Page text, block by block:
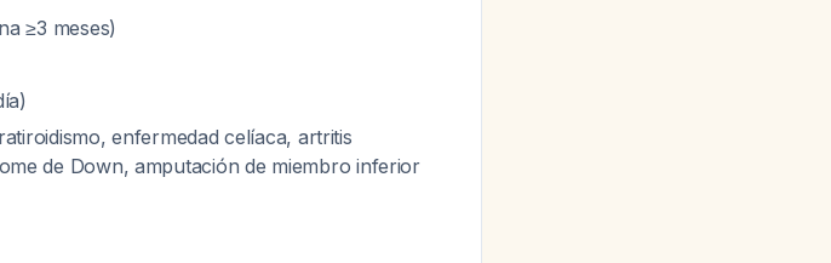
≥3 meses)
enfermedad celíaca, artritis
de Down, amputación de miembro inferior